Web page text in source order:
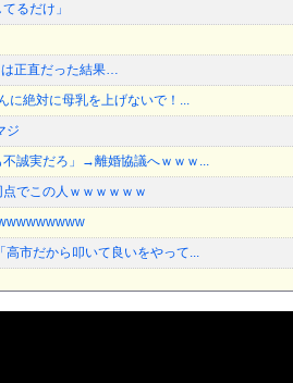
るだけ」
正直だった結果…
に絶対に母乳を上げないで！...
ジ
誠実だろ」→離婚協議へｗｗｗ...
でこの人ｗｗｗｗｗｗ
高市だから叩いて良いをやって...
大な規律違反で！
くっていた」と主張してしまう...